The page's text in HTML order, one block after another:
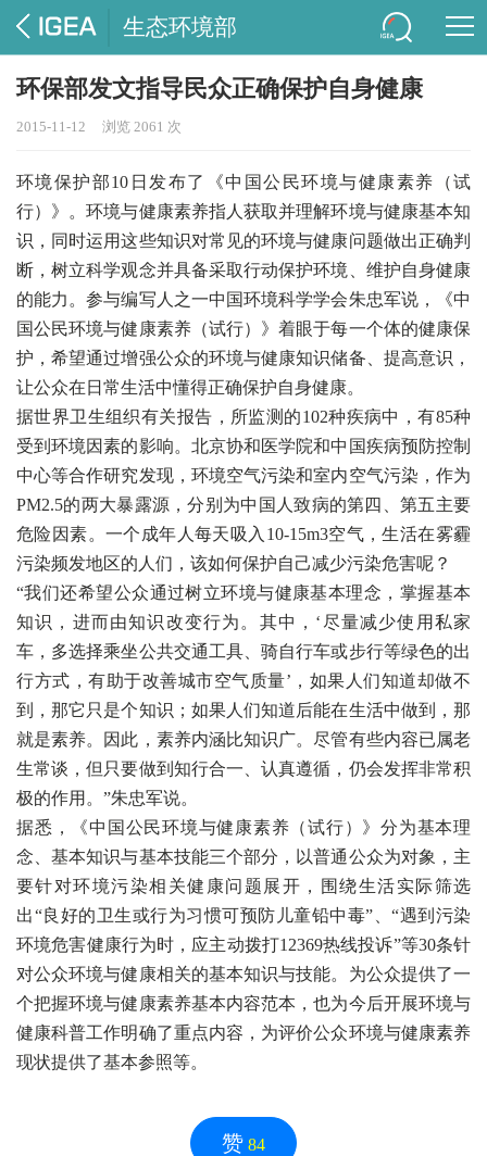
生态环境部
环保部发文指导民众正确保护自身健康
2015-11-12 浏览 2061 次
环境保护部10日发布了《中国公民环境与健康素养（试
行）》。环境与健康素养指人获取并理解环境与健康基本知
识，同时运用这些知识对常见的环境与健康问题做出正确判
断，树立科学观念并具备采取行动保护环境、维护自身健康
的能力。参与编写人之一中国环境科学学会朱忠军说，《中
国公民环境与健康素养（试行）》着眼于每一个体的健康保
护，希望通过增强公众的环境与健康知识储备、提高意识，
让公众在日常生活中懂得正确保护自身健康。
据世界卫生组织有关报告，所监测的102种疾病中，有85种
受到环境因素的影响。北京协和医学院和中国疾病预防控制
中心等合作研究发现，环境空气污染和室内空气污染，作为
PM2.5的两大暴露源，分别为中国人致病的第四、第五主要
危险因素。一个成年人每天吸入10-15m3空气，生活在雾霾
污染频发地区的人们，该如何保护自己减少污染危害呢？
“我们还希望公众通过树立环境与健康基本理念，掌握基本
知识，进而由知识改变行为。其中，‘尽量减少使用私家
车，多选择乘坐公共交通工具、骑自行车或步行等绿色的出
行方式，有助于改善城市空气质量’，如果人们知道却做不
到，那它只是个知识；如果人们知道后能在生活中做到，那
就是素养。因此，素养内涵比知识广。尽管有些内容已属老
生常谈，但只要做到知行合一、认真遵循，仍会发挥非常积
极的作用。”朱忠军说。
据悉，《中国公民环境与健康素养（试行）》分为基本理
念、基本知识与基本技能三个部分，以普通公众为对象，主
要针对环境污染相关健康问题展开，围绕生活实际筛选
出“良好的卫生或行为习惯可预防儿童铅中毒”、“遇到污染
环境危害健康行为时，应主动拨打12369热线投诉”等30条针
对公众环境与健康相关的基本知识与技能。为公众提供了一
个把握环境与健康素养基本内容范本，也为今后开展环境与
健康科普工作明确了重点内容，为评价公众环境与健康素养
现状提供了基本参照等。
赞 84